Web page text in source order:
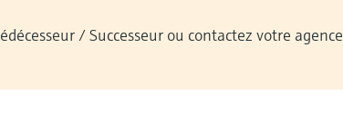
/ Successeur ou contactez votre agence